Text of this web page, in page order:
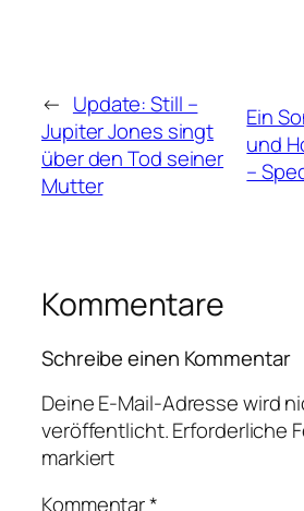
← Update: Still –
Jupiter Jones singt
über den Tod seiner
Mutter
Ein
und
–
Kommentare
Schreibe einen Kommentar
Deine E-Mail-Adresse wird
veröffentlicht.Erforderliche
markiert
Kommentar*